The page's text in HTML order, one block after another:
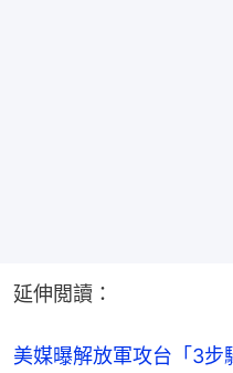
延伸閲讀：
美媒曝解放軍攻台「3步